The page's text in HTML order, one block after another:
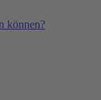
können?